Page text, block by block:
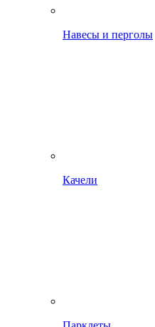
Навесы и перголы
Качели